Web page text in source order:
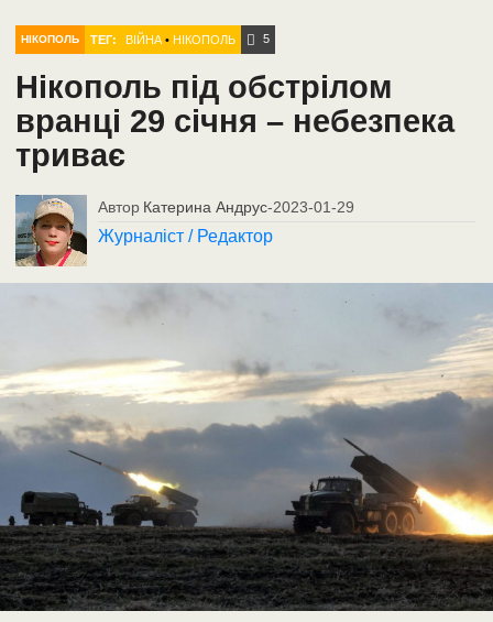
НІКОПОЛЬ ТЕГ: ВІЙНА •НІКОПОЛЬ 5
Нікополь під обстрілом
вранці 29 січня – небезпека
триває
Автор Катерина Андрус-2023-01-29
Журналіст / Редактор